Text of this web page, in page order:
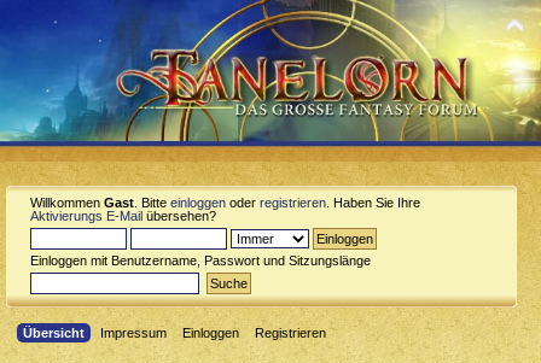
Willkommen Gast . Bitte einloggen oder registrieren . Haben Sie Ihre
Aktivierungs E-Mail übersehen?
Einloggen mit Benutzername, Passwort und Sitzungslänge
Übersicht Impressum Einloggen Registrieren